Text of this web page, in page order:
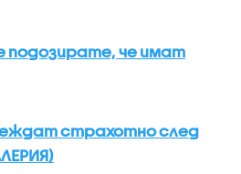
подозирате, че имат
страхотно след